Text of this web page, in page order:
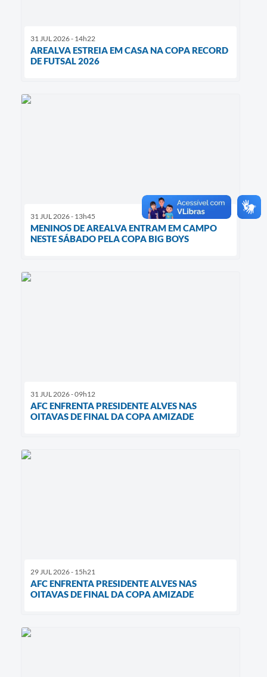
31 JUL 2026 - 14h22
AREALVA ESTREIA EM CASA NA COPA RECORD
DE FUTSAL 2026
31 JUL 2026 - 13h45
MENINOS DE AREALVA ENTRAM EM CAMPO
NESTE SÁBADO PELA COPA BIG BOYS
31 JUL 2026 - 09h12
AFC ENFRENTA PRESIDENTE ALVES NAS
OITAVAS DE FINAL DA COPA AMIZADE
29 JUL 2026 - 15h21
AFC ENFRENTA PRESIDENTE ALVES NAS
OITAVAS DE FINAL DA COPA AMIZADE